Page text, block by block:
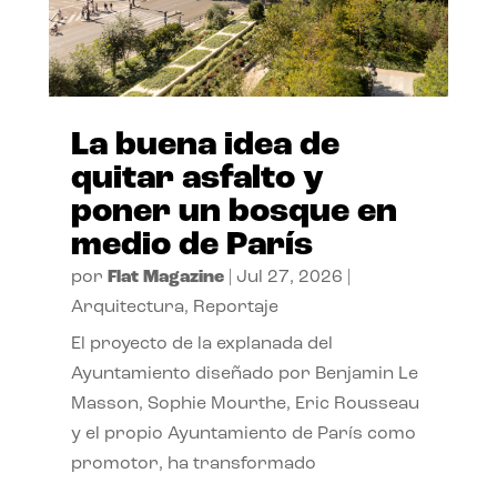
La buena idea de
quitar asfalto y
poner un bosque en
medio de París
por Flat Magazine| Jul 27, 2026
Arquitectura, Reportaje
El proyecto de la explanada del
Ayuntamiento diseñado por Benjamin Le
Masson, Sophie Mourthe, Eric Rousseau
y el propio Ayuntamiento de París como
promotor, ha transformado